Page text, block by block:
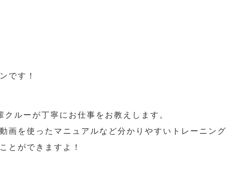
です！
ルーが丁寧にお仕事をお教えします。
画を使ったマニュアルなど分かりやすいトレーニン
とができますよ！